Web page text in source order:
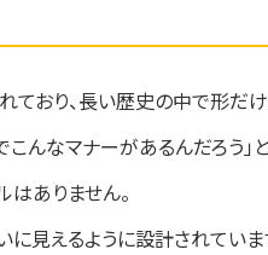
おり、長い歴史の中で形だけ
こんなマナーがあるんだろう」
ありません。
見えるように設計されていま